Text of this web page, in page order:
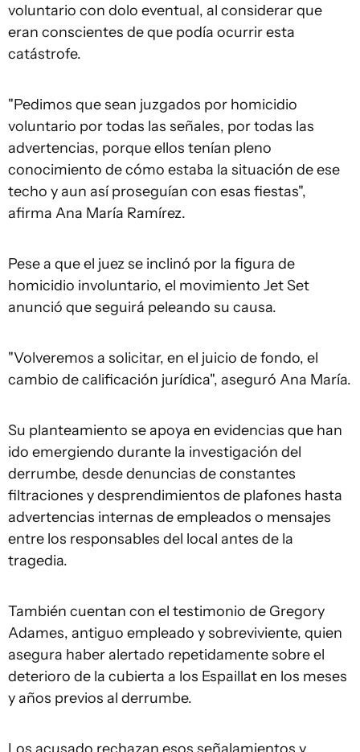
voluntario con dolo eventual, al considerar que
eran conscientes de que podía ocurrir esta
catástrofe.
"Pedimos que sean juzgados por homicidio
voluntario por todas las señales, por todas las
advertencias, porque ellos tenían pleno
conocimiento de cómo estaba la situación de ese
techo y aun así proseguían con esas fiestas",
afirma Ana María Ramírez.
Pese a que el juez se inclinó por la figura de
homicidio involuntario, el movimiento Jet Set
anunció que seguirá peleando su causa.
"Volveremos a solicitar, en el juicio de fondo, el
cambio de calificación jurídica", aseguró Ana María.
Su planteamiento se apoya en evidencias que han
ido emergiendo durante la investigación del
derrumbe, desde denuncias de constantes
filtraciones y desprendimientos de plafones hasta
advertencias internas de empleados o mensajes
entre los responsables del local antes de la
tragedia.
También cuentan con el testimonio de Gregory
Adames, antiguo empleado y sobreviviente, quien
asegura haber alertado repetidamente sobre el
deterioro de la cubierta a los Espaillat en los meses
y años previos al derrumbe.